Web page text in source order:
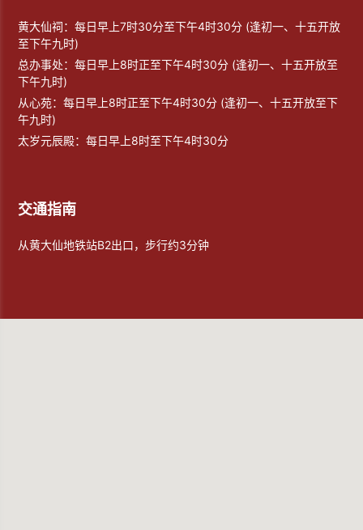
黄大仙祠：每日早上7时30分至下午4时30分 (逢初一、十五开放
至下午九时)
总办事处：每日早上8时正至下午4时30分 (逢初一、十五开放至
下午九时)
从心苑：每日早上8时正至下午4时30分 (逢初一、十五开放至下
午九时)
太岁元辰殿：每日早上8时至下午4时30分
交通指南
从黄大仙地铁站B2出口，步行约3分钟